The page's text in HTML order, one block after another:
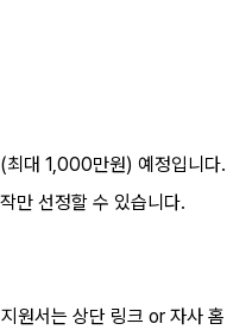
(최대 1,000만원) 예정입니다.
만 선정할 수 있습니다.
원서는 상단 링크 or 자사 홈